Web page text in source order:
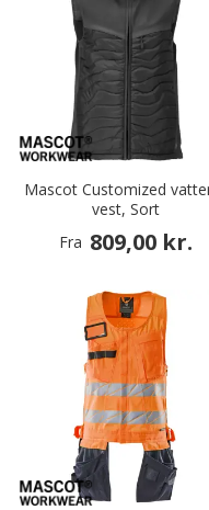
Mascot Customized
vest, Sort
Fra 809,00 kr.